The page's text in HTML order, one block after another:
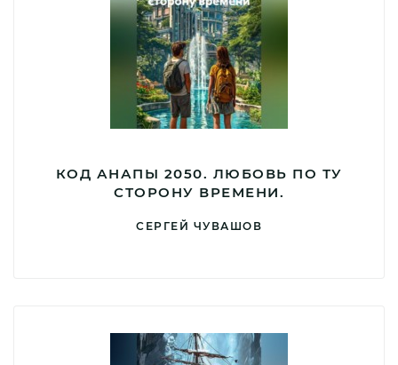
КОД АНАПЫ 2050. ЛЮБОВЬ ПО ТУ
СТОРОНУ ВРЕМЕНИ.
СЕРГЕЙ ЧУВАШОВ